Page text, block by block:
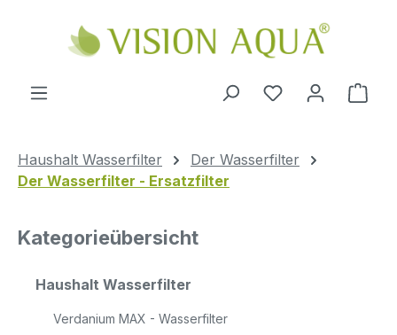
Zum Hauptinhalt springen
Haushalt Wasserfilter
Der Wasserfilter
Der Wasserfilter - Ersatzfilter
Kategorieübersicht
Haushalt Wasserfilter
Verdanium MAX - Wasserfilter